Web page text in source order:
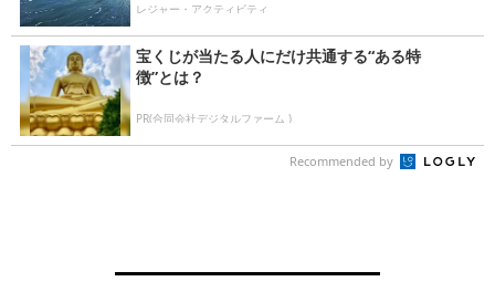
レジャー・アクティビティ
宝くじが当たる人にだけ共通する“ある特
徴”とは？
PR(合同会社デジタルファーム )
Recommended by